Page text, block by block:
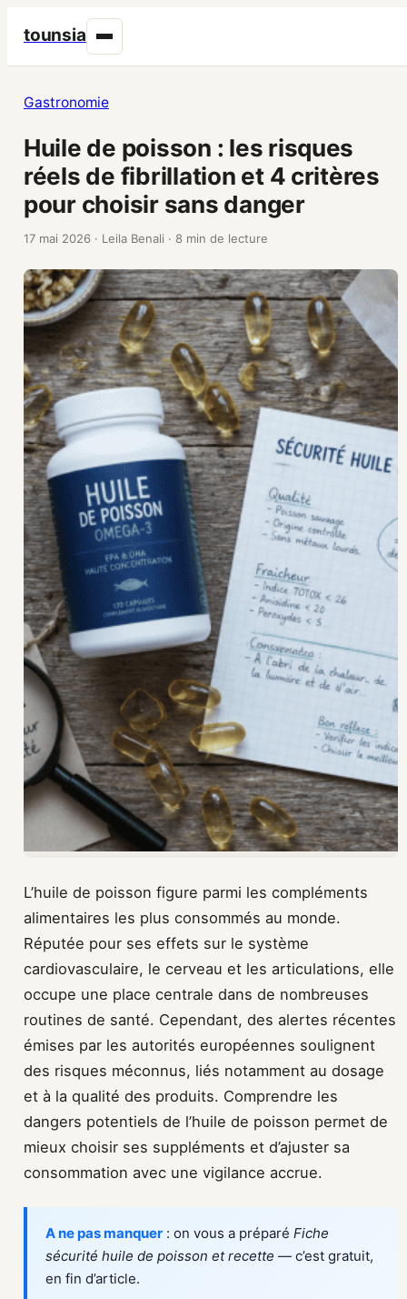
tounsia
Gastronomie
Huile de poisson : les risques
réels de fibrillation et 4 critères
pour choisir sans danger
17 mai 2026 · Leila Benali · 8 min de lecture
L’huile de poisson figure parmi les compléments
alimentaires les plus consommés au monde.
Réputée pour ses effets sur le système
cardiovasculaire, le cerveau et les articulations, elle
occupe une place centrale dans de nombreuses
routines de santé. Cependant, des alertes récentes
émises par les autorités européennes soulignent
des risques méconnus, liés notamment au dosage
et à la qualité des produits. Comprendre les
dangers potentiels de l’huile de poisson permet de
mieux choisir ses suppléments et d’ajuster sa
consommation avec une vigilance accrue.
A ne pas manquer : on vous a préparé Fiche
sécurité huile de poisson et recette — c’est gratuit,
en fin d’article.